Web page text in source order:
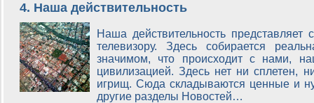
4. Наша действительность
Наша действительность
телевизору. Здесь собирается
значимом, что происходит с нами,
цивилизацией. Здесь нет ни сплетен,
игрищ. Сюда складываются ценные и
другие разделы Новостей…